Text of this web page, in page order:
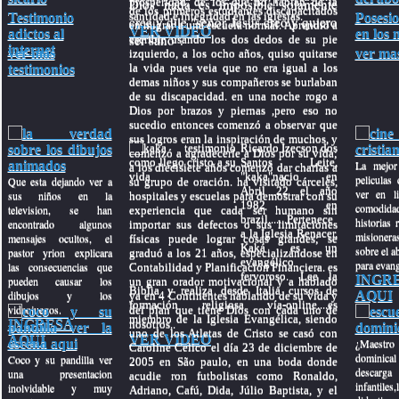
cree y dile "señor Jesus creo y quiero
ser sano".
Testimonio
adictos al
internet
ver mas
testimonios
Que esta dejando ver a
sus niños en la
television, se han
encontrado algunos
mensajes ocultos, el
pastor yrion explicara
las consecuencias que
pueden causar los
dibujos y los
videojuegos.
INGRESA
AQUI
Coco y su pandilla ver
una presentacion
inolvidable y muy
santidad e integridad en las iglesias.
VER VIDEO
de los primeros estudiantes discapacitados
en migrar a una escuela normal. Aprendió a
escribir usando los dos dedos de su pie
izquierdo, a los ocho años, quiso quitarse
la vida pues veia que no era igual a los
demas niños y sus compañeros se burlaban
de su discapacidad. en una noche rogo a
Dios por brazos y piernas ,pero eso no
sucedio entonces comenzó a observar que
sus logros eran la inspiración de muchos, y
comenzó a agradecerle a Dios por su vida;
a los diecisiete años comenzó dar charlas a
su grupo de oración. ha visitado cárceles,
hospitales y escuelas para demostrar con su
experiencia que cada ser humano sin
importar sus defectos o sus limitaciones
físicas puede lograr cosas grandes; se
graduó a los 21 años, especializándose en
Contabilidad y Planificación Financiera. es
un gran orador motivacional y a hablado
ya en 4 Continentes hablando de su vida y
del plan que tiene Dios con cada uno de
nosotros..
VER VIDEO
Ricardo Izecson dos
Santos Leite,
"kaka"nacio en
Abril 22 el año
1982 en
brazil.......Pertenece
a la Iglesia Renacer,
Kaká es un
evangélico
fervoroso. Lee la
Biblia y realiza desde Italia cursos de
formación religiosa vía-online....es
miembro de la Iglesia Evangélica, siendo
uno de los Atletas de Cristo se casó con
Caroline Celico el día 23 de diciembre de
2005 en São paulo, en una boda donde
acudie ron futbolistas como Ronaldo,
Adriano, Cafú, Dida, Júlio Baptista, y el
en los
ver
La
peliculas
ver en
historias
sobre el
para
AQUI